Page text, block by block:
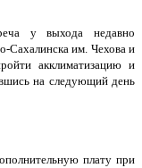
у выхода недавно
Сахалинска им. Чехова и
акклиматизацию и
на следующий день
плату при